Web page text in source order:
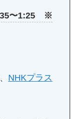
〜1:25 ※
NHKプラス